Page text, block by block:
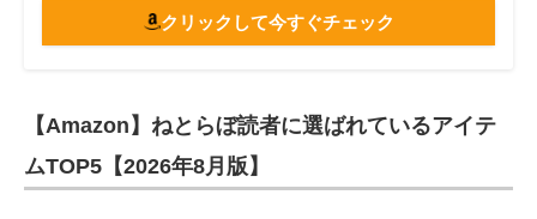
クリックして今すぐチェック
【Amazon】ねとらぼ読者に選ばれているアイテ
ムTOP5【2026年8月版】